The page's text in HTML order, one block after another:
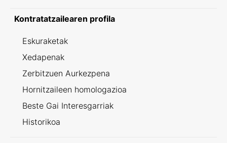
Kontratatzailearen profila
Eskuraketak
Xedapenak
Zerbitzuen Aurkezpena
Hornitzaileen homologazioa
Beste Gai Interesgarriak
Historikoa